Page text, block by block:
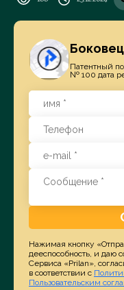
Патентный
№ 100 дата
Нажимая кнопку
дееспособность, и даю
Сервиса «Prilan»,
в соответствии с
Пользовательским